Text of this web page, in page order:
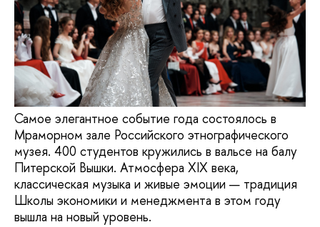
Самое элегантное событие года состоялось в
Мраморном зале Российского этнографического
музея. 400 студентов кружились в вальсе на балу
Питерской Вышки. Атмосфера XIX века,
классическая музыка и живые эмоции — традиция
Школы экономики и менеджмента в этом году
вышла на новый уровень.